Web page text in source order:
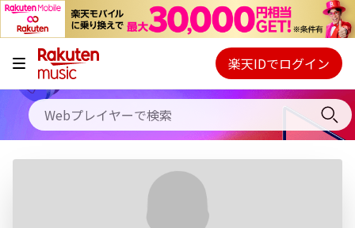
キャンペーン
料金プラン
使い方
Webプレイヤー
ご契約内容の確認・変更
楽天IDでログイン